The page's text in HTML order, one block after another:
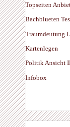
Topseiten
Bachblueten
Traumdeutung
Kartenlegen
Politik Ansicht
Infobox